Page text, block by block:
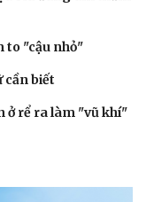
to "cậu nhỏ"
cần biết
ở rể ra làm "vũ khí"